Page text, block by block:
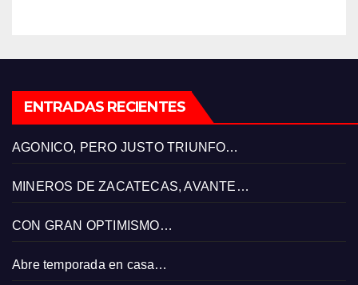
ENTRADAS RECIENTES
AGONICO, PERO JUSTO TRIUNFO…
MINEROS DE ZACATECAS, AVANTE…
CON GRAN OPTIMISMO…
Abre temporada en casa…